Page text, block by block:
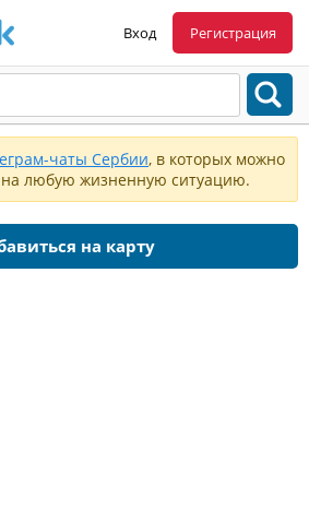
Вход Регистрация
чаты Сербии, в которых можно
на любую жизненную ситуацию.
на карту